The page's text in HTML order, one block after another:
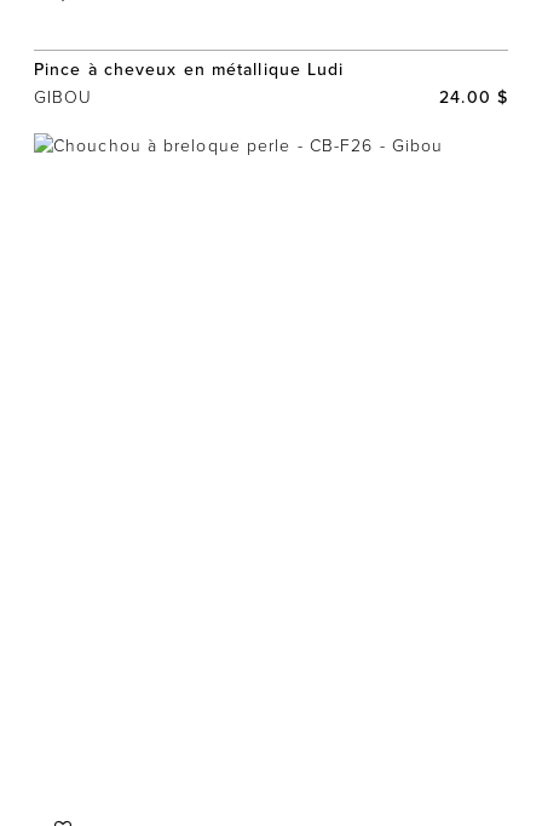
Pince à cheveux en métallique Ludi
GIBOU 24.00 $